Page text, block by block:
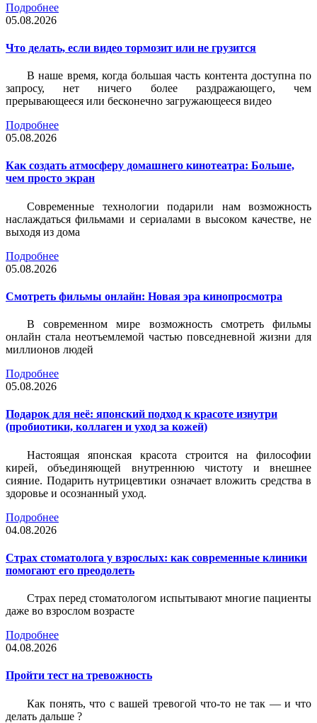
Подробнее
05.08.2026
Что делать, если видео тормозит или не грузится
В наше время, когда большая часть контента доступна по
запросу, нет ничего более раздражающего, чем
прерывающееся или бесконечно загружающееся видео
Подробнее
05.08.2026
Как создать атмосферу домашнего кинотеатра: Больше,
чем просто экран
Современные технологии подарили нам возможность
наслаждаться фильмами и сериалами в высоком качестве, не
выходя из дома
Подробнее
05.08.2026
Смотреть фильмы онлайн: Новая эра кинопросмотра
В современном мире возможность смотреть фильмы
онлайн стала неотъемлемой частью повседневной жизни для
миллионов людей
Подробнее
05.08.2026
Подарок для неё: японский подход к красоте изнутри
(пробиотики, коллаген и уход за кожей)
Настоящая японская красота строится на философии
кирей, объединяющей внутреннюю чистоту и внешнее
сияние. Подарить нутрицевтики означает вложить средства в
здоровье и осознанный уход.
Подробнее
04.08.2026
Страх стоматолога у взрослых: как современные клиники
помогают его преодолеть
Страх перед стоматологом испытывают многие пациенты
даже во взрослом возрасте
Подробнее
04.08.2026
Пройти тест на тревожность
Как понять, что с вашей тревогой что-то не так — и что
делать дальше ?